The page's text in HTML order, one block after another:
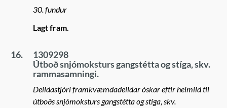
30. fundur
Lagt fram.
16.
1309298
Útboð snjómoksturs gangstétta og stíga, skv.
rammasamningi.
Deildastjóri framkvæmdadeildar óskar eftir heimild til
útboðs snjómoksturs gangstétta og stíga, skv.